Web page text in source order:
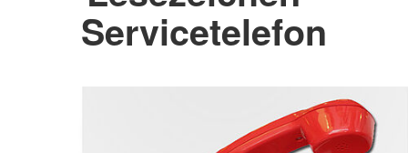
Servicetelefon